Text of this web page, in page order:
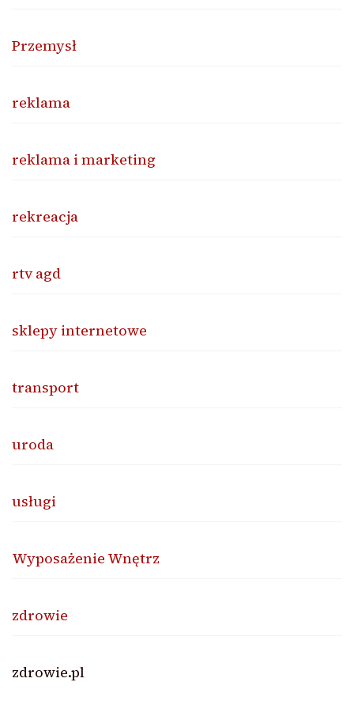
Przemysł
reklama
reklama i marketing
rekreacja
rtv agd
sklepy internetowe
transport
uroda
usługi
Wyposażenie Wnętrz
zdrowie
zdrowie.pl